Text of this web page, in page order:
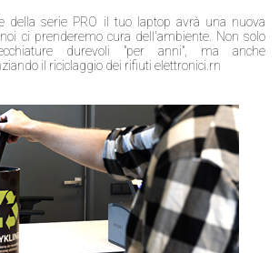
della serie PRO il tuo laptop avrà una nuova
ci prenderemo cura dell'ambiente. Non solo
durevoli "per anni", ma anche
il riciclaggio dei rifiuti elettronici.rn